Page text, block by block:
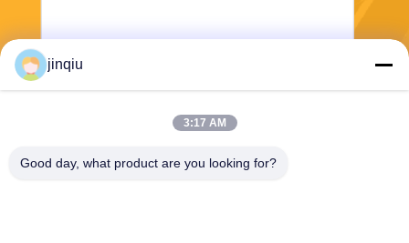
jinqiu
3:17 AM
Good day, what product are you looking for?